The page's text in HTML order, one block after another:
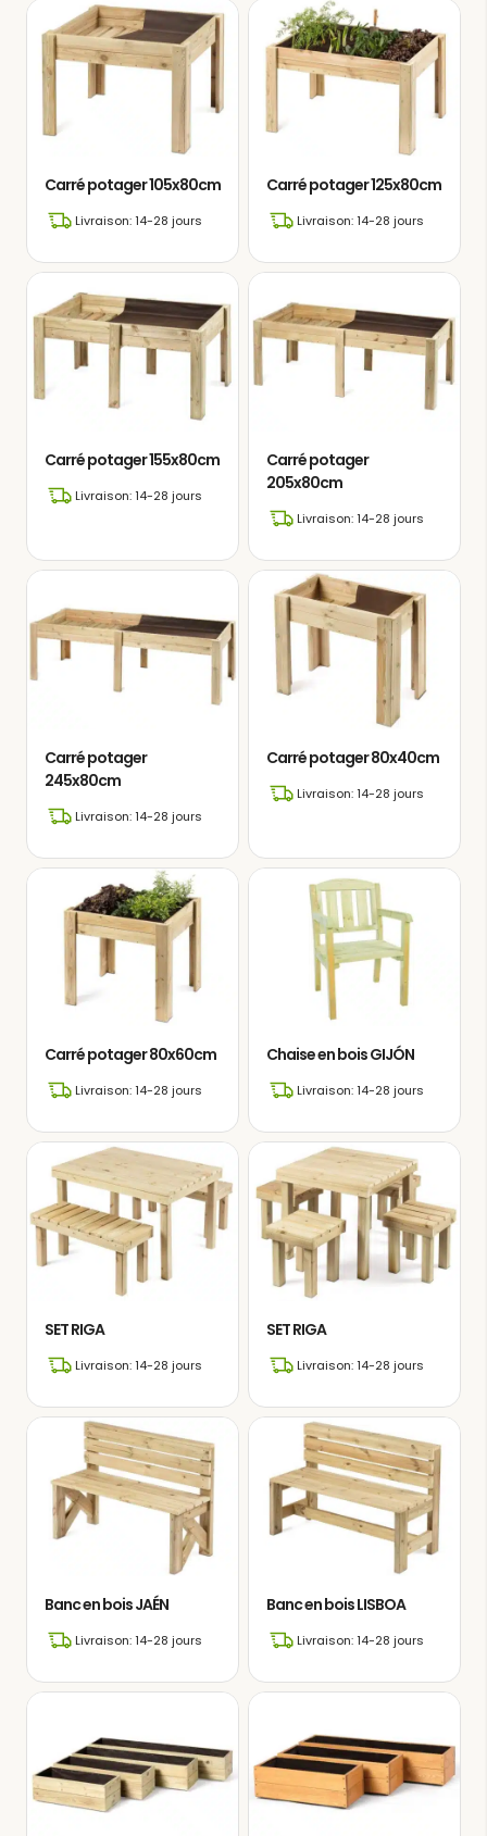
Carré potager 105x80cm
Livraison: 14-28 jours
Carré potager 125x80cm
Livraison: 14-28 jours
Carré potager 155x80cm
Livraison: 14-28 jours
Carré potager
205x80cm
Livraison: 14-28 jours
Carré potager
245x80cm
Livraison: 14-28 jours
Carré potager 80x40cm
Livraison: 14-28 jours
Carré potager 80x60cm
Livraison: 14-28 jours
Chaise en bois GIJÓN
Livraison: 14-28 jours
SET RIGA
Livraison: 14-28 jours
SET RIGA
Livraison: 14-28 jours
Banc en bois JAÉN
Livraison: 14-28 jours
Banc en bois LISBOA
Livraison: 14-28 jours